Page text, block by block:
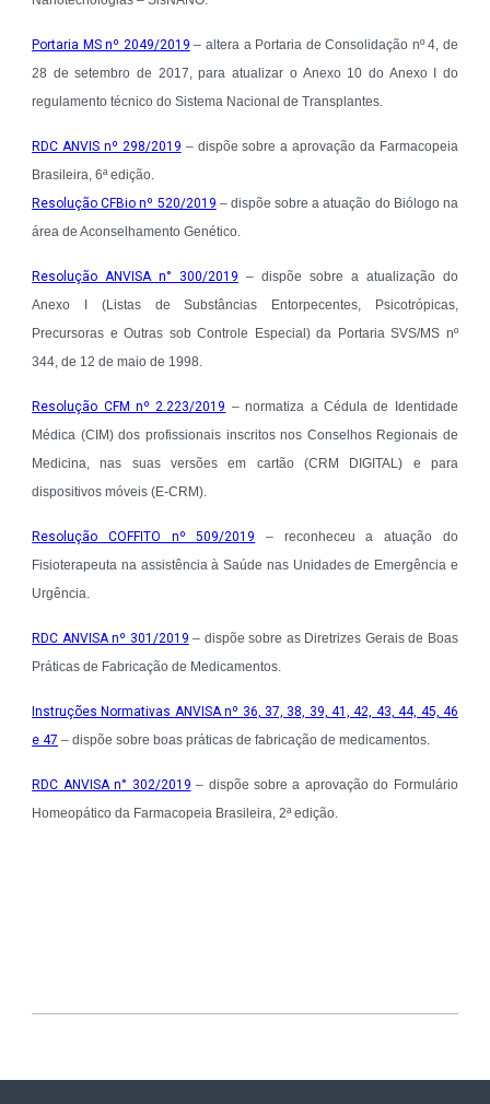
Portaria MS nº 2049/2019 – altera a Portaria de Consolidação nº 4, de
28 de setembro de 2017, para atualizar o Anexo 10 do Anexo I do
regulamento técnico do Sistema Nacional de Transplantes.
RDC ANVIS nº 298/2019 – dispõe sobre a aprovação da Farmacopeia
Brasileira, 6ª edição.
Resolução CFBio nº 520/2019 – dispõe sobre a atuação do Biólogo na
área de Aconselhamento Genético.
Resolução ANVISA n° 300/2019 – dispõe sobre a atualização do
Anexo I (Listas de Substâncias Entorpecentes, Psicotrópicas,
Precursoras e Outras sob Controle Especial) da Portaria SVS/MS nº
344, de 12 de maio de 1998.
Resolução CFM nº 2.223/2019 – normatiza a Cédula de Identidade
Médica (CIM) dos profissionais inscritos nos Conselhos Regionais de
Medicina, nas suas versões em cartão (CRM DIGITAL) e para
dispositivos móveis (E-CRM).
Resolução COFFITO nº 509/2019 – reconheceu a atuação do
Fisioterapeuta na assistência à Saúde nas Unidades de Emergência e
Urgência.
RDC ANVISA nº 301/2019 – dispõe sobre as Diretrizes Gerais de Boas
Práticas de Fabricação de Medicamentos.
Instruções Normativas ANVISA nº 36, 37, 38, 39, 41, 42, 43, 44, 45, 46
e 47 – dispõe sobre boas práticas de fabricação de medicamentos.
RDC ANVISA n° 302/2019 – dispõe sobre a aprovação do Formulário
Homeopático da Farmacopeia Brasileira, 2ª edição.